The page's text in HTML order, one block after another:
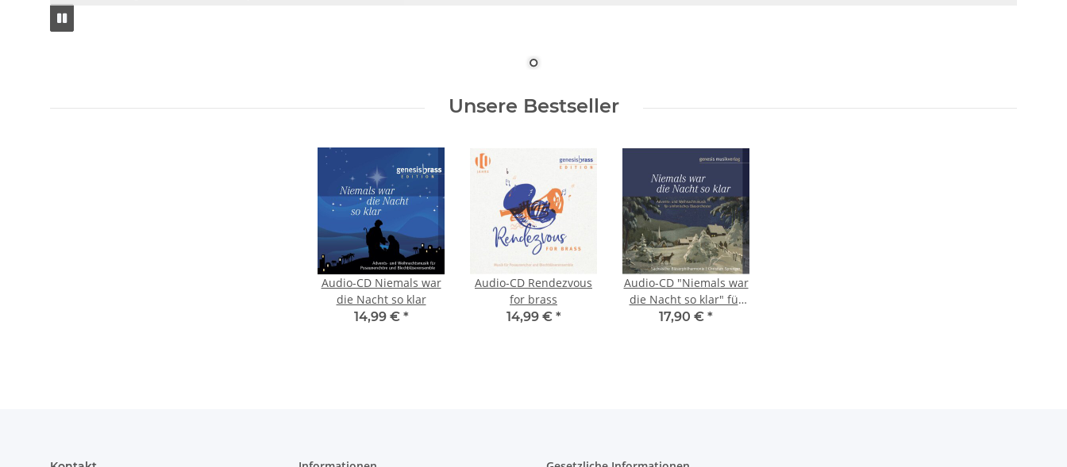
Unsere Bestseller
Audio-CD Niemals war
die Nacht so klar
14,99 € *
Audio-CD Rendezvous
for brass
14,99 € *
Audio-CD "Niemals war
die Nacht so klar" für
sinfonisches
17,90 € *